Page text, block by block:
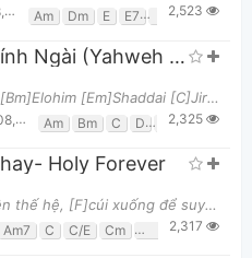
Am Dm E E7 G
2,523
Yahweh Sẽ Bày Tỏ Chính Ngài (Yahweh Will Manifest Himself)
Chorus:[C] Yahweh [D]Rapha [Bm]Elohim [Em]Shaddai [C]Jireh [D]Adonai Sẽ tỏ ra chính mình [Em]Ngài
Am Bm C D Em
2,325
Holy Forever
1.Ngàn [C]tiếng chúc tán xuyên thế hệ, [F]cúi xuống để suy tôn [C]Ngài Cùng [Am7]dâng khúc hát lên
2025 lúc 04:05pm
Am7 C C/E Cm Dm7 E F
2,317